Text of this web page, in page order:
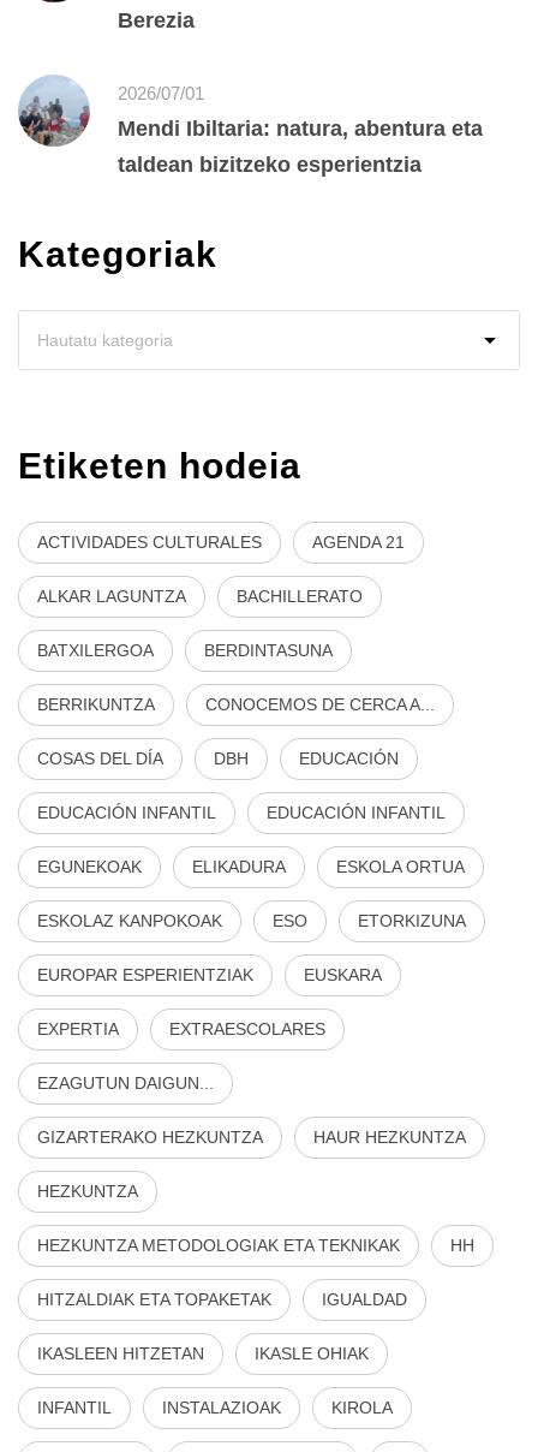
Berezia
2026/07/01
Mendi Ibiltaria: natura, abentura eta
taldean bizitzeko esperientzia
Kategoriak
Etiketen hodeia
ACTIVIDADES CULTURALES AGENDA 21
ALKAR LAGUNTZA BACHILLERATO
BATXILERGOA BERDINTASUNA
BERRIKUNTZA CONOCEMOS DE CERCA A...
COSAS DEL DÍA DBH EDUCACIÓN
EDUCACIÓN INFANTIL EDUCACIÓN INFANTIL
EGUNEKOAK ELIKADURA ESKOLA ORTUA
ESKOLAZ KANPOKOAK ESO ETORKIZUNA
EUROPAR ESPERIENTZIAK EUSKARA
EXPERTIA EXTRAESCOLARES
EZAGUTUN DAIGUN...
GIZARTERAKO HEZKUNTZA HAUR HEZKUNTZA
HEZKUNTZA
HEZKUNTZA METODOLOGIAK ETA TEKNIKAK HH
HITZALDIAK ETA TOPAKETAK IGUALDAD
IKASLEEN HITZETAN IKASLE OHIAK
INFANTIL INSTALAZIOAK KIROLA